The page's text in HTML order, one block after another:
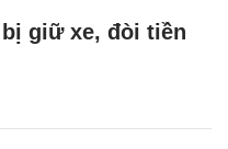
giữ xe, đòi tiền